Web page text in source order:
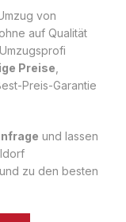
von
auf Qualität
Preise
Preis-Garantie
und lassen
zu den besten